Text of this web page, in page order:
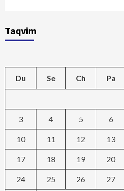
Taqvim
Du Se Ch Pa
3 4 5 6
10 11 12 13
17 18 19 20
24 25 26 27